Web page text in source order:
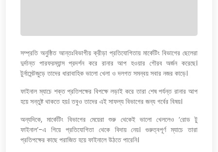
সম্প্রতি অনুষ্ঠিত আন্তঃবিভাগীয় ক্রীড়া প্রতিযোগিতায় মার্কেটিং বিভাগের ছেলেরা
দুর্দান্ত পারফরম্যান্স প্রদর্শন করে রানার আপ হওয়ার গৌরব অর্জন করেছে।
টুর্নামেন্টজুড়ে তাদের ধারাবাহিক ভালো খেলা ও দলগত সমন্বয় সবার নজর কাড়ে।
ফাইনাল ম্যাচে শক্ত প্রতিপক্ষের বিপক্ষে লড়াই করে তারা শেষ পর্যন্ত রানার আপ
হয়ে সন্তুষ্ট থাকতে হয়। তবুও তাদের এই সাফল্য বিভাগের জন্য গর্বের বিষয়।
অন্যদিকে, মার্কেটিং বিভাগের মেয়েরা শুরু থেকেই ভালো খেললেও ‘রোড টু
ফাইনাল’-এ গিয়ে প্রতিযোগিতা থেকে বিদায় নেয়। গুরুত্বপূর্ণ ম্যাচে তারা
প্রতিপক্ষের কাছে পরাজিত হয়ে ফাইনালে উঠতে পারেনি।